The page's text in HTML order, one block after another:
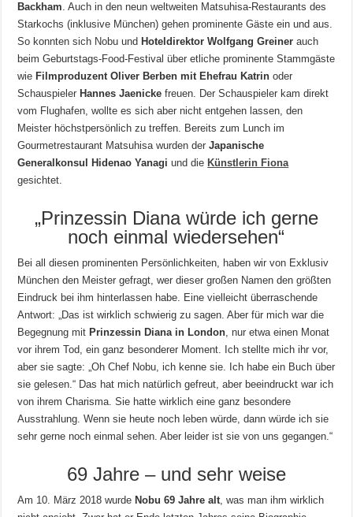
Backham. Auch in den neun weltweiten Matsuhisa-Restaurants des
Starkochs (inklusive München) gehen prominente Gäste ein und aus.
So konnten sich Nobu und Hoteldirektor Wolfgang Greiner auch
beim Geburtstags-Food-Festival über etliche prominente Stammgäste
wie Filmproduzent Oliver Berben mit Ehefrau Katrin oder
Schauspieler Hannes Jaenicke freuen. Der Schauspieler kam direkt
vom Flughafen, wollte es sich aber nicht entgehen lassen, den
Meister höchstpersönlich zu treffen. Bereits zum Lunch im
Gourmetrestaurant Matsuhisa wurden derJapanische
Generalkonsul Hidenao Yanagi und die Künstlerin Fiona
gesichtet.
„Prinzessin Diana würde ich gerne
noch einmal wiedersehen“
Bei all diesen prominenten Persönlichkeiten, haben wir von Exklusiv
München den Meister gefragt, wer dieser großen Namen den größten
Eindruck bei ihm hinterlassen habe. Eine vielleicht überraschende
Antwort: „Das ist wirklich schwierig zu sagen. Aber für mich war die
Begegnung mit Prinzessin Diana in London, nur etwa einen Monat
vor ihrem Tod, ein ganz besonderer Moment. Ich stellte mich ihr vor,
aber sie sagte: „Oh Chef Nobu, ich kenne sie. Ich habe ein Buch über
sie gelesen.“ Das hat mich natürlich gefreut, aber beeindruckt war ich
von ihrem Charisma. Sie hatte wirklich eine ganz besondere
Ausstrahlung. Wenn sie heute noch leben würde, dann würde ich sie
sehr gerne noch einmal sehen. Aber leider ist sie von uns gegangen.“
69 Jahre – und sehr weise
Am 10. März 2018 wurde Nobu 69 Jahre alt, was man ihm wirklich